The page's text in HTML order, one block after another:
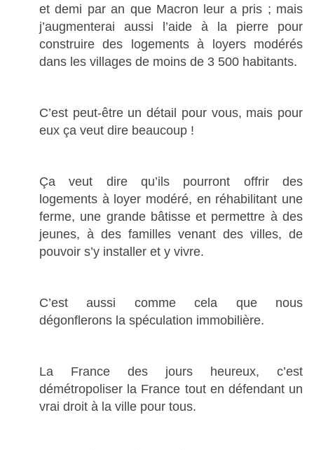
et demi par an que Macron leur a pris ; mais
j’augmenterai aussi l’aide à la pierre pour
construire des logements à loyers modérés
dans les villages de moins de 3 500 habitants.
C’est peut-être un détail pour vous, mais pour
eux ça veut dire beaucoup !
Ça veut dire qu’ils pourront offrir des
logements à loyer modéré, en réhabilitant une
ferme, une grande bâtisse et permettre à des
jeunes, à des familles venant des villes, de
pouvoir s’y installer et y vivre.
C’est aussi comme cela que nous
dégonflerons la spéculation immobilière.
La France des jours heureux, c’est
démétropoliser la France tout en défendant un
vrai droit à la ville pour tous.